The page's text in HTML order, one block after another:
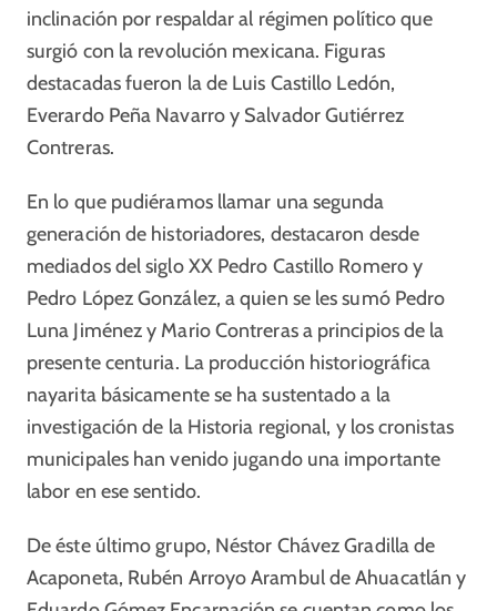
inclinación por respaldar al régimen político que
surgió con la revolución mexicana. Figuras
destacadas fueron la de Luis Castillo Ledón,
Everardo Peña Navarro y Salvador Gutiérrez
Contreras.
En lo que pudiéramos llamar una segunda
generación de historiadores, destacaron desde
mediados del siglo XX Pedro Castillo Romero y
Pedro López González, a quien se les sumó Pedro
Luna Jiménez y Mario Contreras a principios de la
presente centuria. La producción historiográfica
nayarita básicamente se ha sustentado a la
investigación de la Historia regional, y los cronistas
municipales han venido jugando una importante
labor en ese sentido.
De éste último grupo, Néstor Chávez Gradilla de
Acaponeta, Rubén Arroyo Arambul de Ahuacatlán y